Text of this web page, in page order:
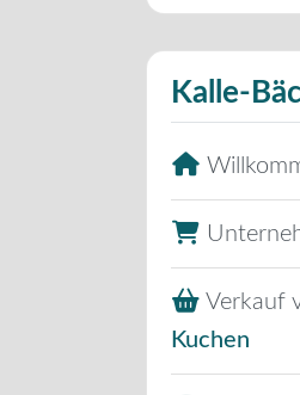
Kalle-
Verkauf
Kuchen